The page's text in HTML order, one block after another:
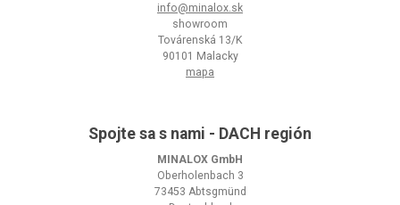
info@minalox.sk
showroom
Továrenská 13/K
90101 Malacky
mapa
Spojte sa s nami - DACH región
MINALOX GmbH
Oberholenbach 3
73453 Abtsgmünd